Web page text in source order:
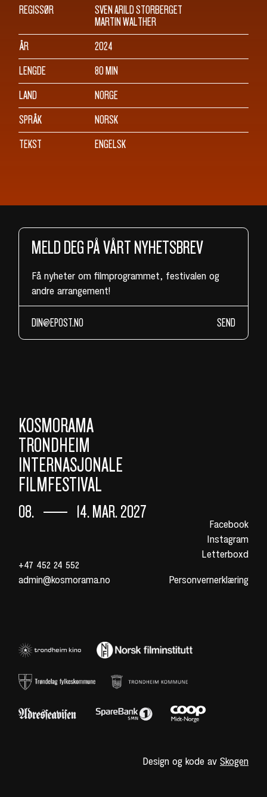
REGISSØR
SVEN ARILD STORBERGET
MARTIN WALTHER
ÅR
2024
LENGDE
80 MIN
LAND
NORGE
SPRÅK
NORSK
TEKST
ENGELSK
MELD DEG PÅ VÅRT NYHETSBREV
Få nyheter om filmprogrammet, festivalen og
andre arrangement!
SEND
KOSMORAMA
TRONDHEIM
INTERNASJONALE
FILMFESTIVAL
08. 14. MAR. 2027
+47 452 24 552
admin@kosmorama.no
Facebook
Instagram
Letterboxd
Personvernerklæring
Design og kode av Skogen